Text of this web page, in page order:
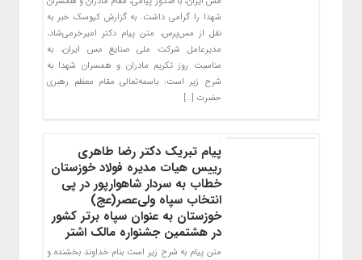
شهدا را گرامی داشت. به گزارش کیوسک خبر به
نقل از مس‌پرس، متن پیام دکتر امیرخرمی‌شاد،
مدیرعامل شرکت ملی صنایع مس ایران، به
مناسبت روز تکریم مادران و همسران شهدا به
شرح زیر است: باسمه‌تعالی مقام معظم رهبری
حضرت […]
پیام تبریک دکتر رضا طاهری
رییس هیات مدیره فولاد خوزستان
خطاب به سردار شاهوارپور در پی
انتخاب سپاه ولی‌عصر(عج)
خوزستان به عنوان سپاه برتر کشور
در هشتمین جشنواره مالک اشتر
متن پیام به شرح زیر است بنام خداوند بخشنده و